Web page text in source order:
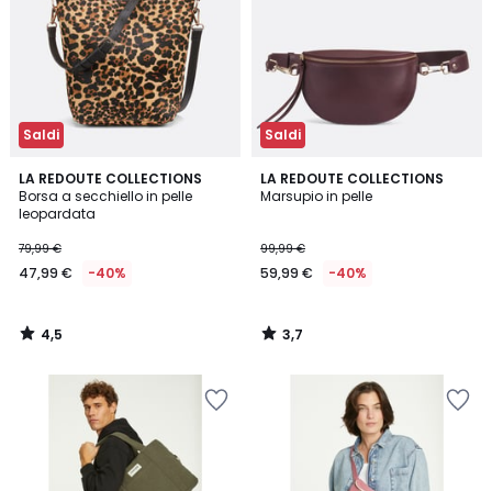
Saldi
LA REDOUTE COLLECTIONS
Borsa a secchiello in pelle
leopardata
79,99 €
47,99 € -40%
4,5
/ 5
4,5
/
Saldi
LA REDOUTE COLLECTIONS
Marsupio in pelle
99,99 €
59,99 € -40%
3,7
/ 5
3,7
/